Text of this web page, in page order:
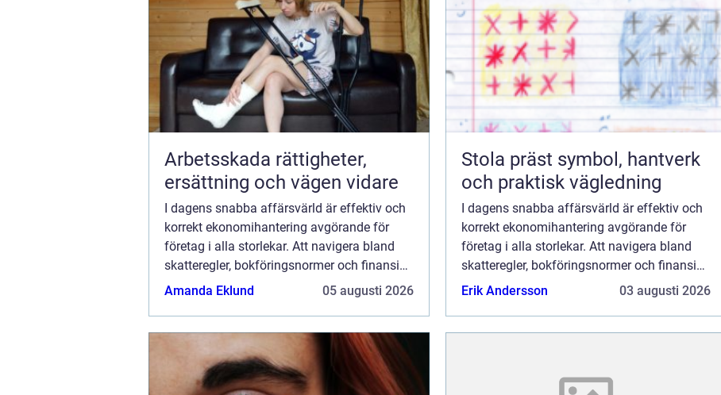
Arbetsskada rättigheter,
ersättning och vägen vidare
I dagens snabba affärsvärld är effektiv och
korrekt ekonomihantering avgörande för
företag i alla storlekar. Att navigera bland
skatteregler, bokföringsnormer och finansiell
rapportering kan dock vara en komplex
Amanda Eklund 05 augusti 2026
Stola präst symbol, hantverk
och praktisk vägledning
I dagens snabba affärsvärld är effektiv och
korrekt ekonomihantering avgörande för
företag i alla storlekar. Att navigera bland
skatteregler, bokföringsnormer och finansiell
rapportering kan dock vara en komplex
Erik Andersson 03 augusti 2026